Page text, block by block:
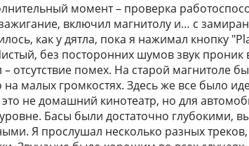
момент – проверка
включил магнитолу и… с
как у дятла, пока я нажимал кнопку
без посторонних шумов звук проник
– отсутствие помех. На старой магнитоле
малых громкостях. Здесь же все было
не домашний кинотеатр, но для
Басы были достаточно глубокими,
Я прослушал несколько разных